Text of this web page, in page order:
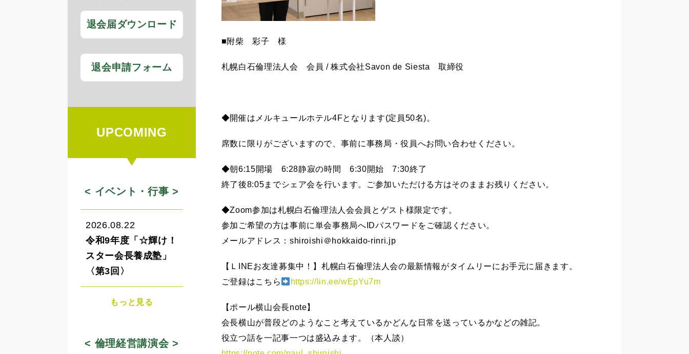
■附柴 彩子 様
札幌白石倫理法人会 会員 / 株式会社Savon de Siesta 取締役
◆開催はメルキュールホテル4Fとなります(定員50名)。
席数に限りがございますので、事前に事務局・役員へお問い合わせください。
◆朝6:15開場 6:28静寂の時間 6:30開始 7:30終了
終了後8:05までシェア会を行います。ご参加いただける方はそのままお残りください。
◆Zoom参加は札幌白石倫理法人会会員とゲスト様限定です。
参加ご希望の方は事前に単会事務局へIDパスワードをご確認ください。
メールアドレス：shiroishi＠hokkaido-rinri.jp
【ＬINEお友達募集中！】札幌白石倫理法人会の最新情報がタイムリーにお手元に届きます。
ご登録はこちら
https://lin.ee/wEpYu7m
【ポール横山会長note】
会長横山が普段どのようなこと考えているかどんな日常を送っているかなどの雑記。
役立つ話を一記事一つは盛込みます。（本人談）
退会届ダウンロード
退会申請フォーム
UPCOMING
< イベント・行事 >
2026.08.22
令和9年度「☆輝け！
スター会長養成塾」
〈第3回〉
もっと見る
< 倫理経営講演会 >